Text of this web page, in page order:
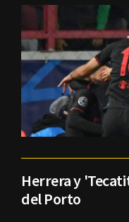
Herrera y
del Porto